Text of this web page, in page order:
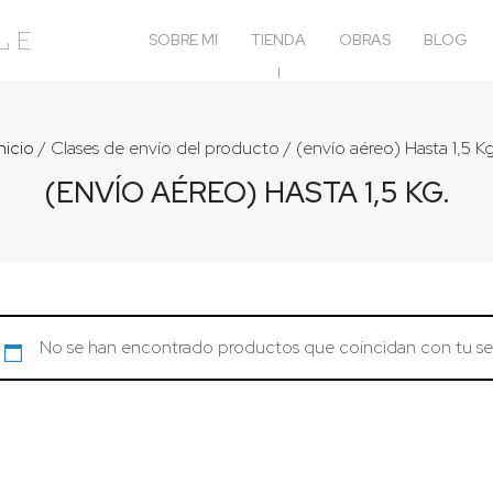
SOBRE MI TIENDA OBRAS BLOG
/ Clases de envío del producto / (envío aéreo) Hasta 1,5
(ENVÍO AÉREO) HASTA 1,5 KG.
No se han encontrado productos que coincidan con tu